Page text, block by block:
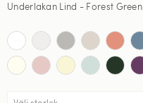
Underlakan Lind - Forest Green